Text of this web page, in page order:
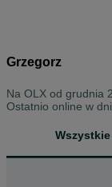
Grzegorz
Na OLX od grudnia
Ostatnio online w